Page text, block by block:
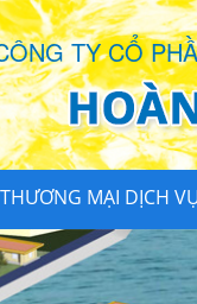
TY CỔ
THƯƠNG MẠI DỊCH